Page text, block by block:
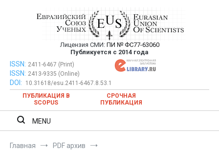
Евразийский Союз Ученых —
публикация научных статей в
ежемесячном научном журнале
Лицензия СМИ: ПИ № ФС77-63060
Публикуется с 2014 года
Евразийский Союз Ученых — публикация научных статей в
ежемесячном научном журнале
ISSN: 2411-6467 (Print)
ISSN: 2413-9335 (Online)
DOI:
10.31618/esu.2411-6467.8.53.1
ПУБЛИКАЦИЯ В
SCOPUS
СРОЧНАЯ
ПУБЛИКАЦИЯ
MENU
Главная
PDF архив